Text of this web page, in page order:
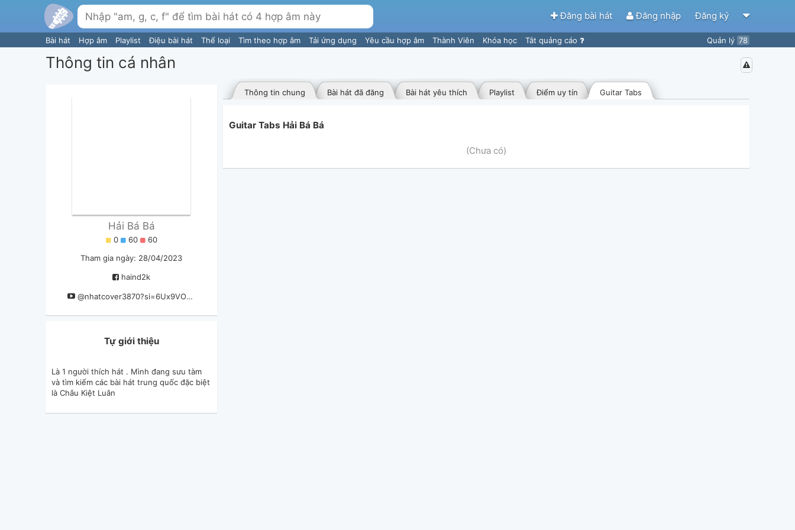
Đăng bài hát Đăng nhập Đăng ký
Bài hát Hợp âm Playlist Điệu bài hát Thể loại Tìm theo hợp âm Tải ứng dụng Yêu cầu hợp âm Thành Viên Khóa học Tắt quảng cáo Quản lý 78
Thông tin cá nhân
Hải Bá Bá
0 60
60
Tham gia ngày: 28/04/2023
haind2k
@nhatcover3870?si=6Ux9VO9HEw1nTywV
Tự giới thiệu
Là 1 người thích hát . Mình đang sưu tàm
và tìm kiếm các bài hát trung quốc đặc biệt
là Châu Kiệt Luân
Guitar Tabs
Điểm uy tín
Playlist
Bài hát yêu thích
Bài hát đã đăng
Thông tin chung
Guitar Tabs Hải Bá Bá
(Chưa có)